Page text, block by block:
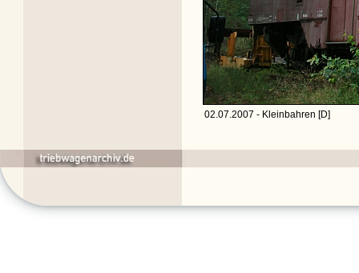
02.07.2007 - Kleinbahren [D]